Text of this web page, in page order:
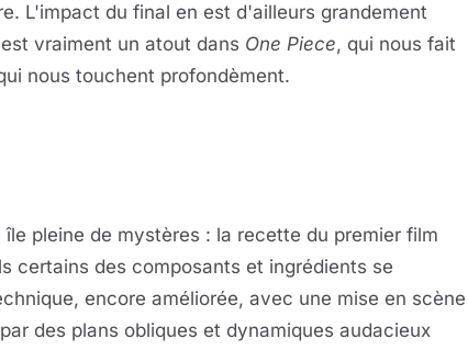
L'impact du final en est d'ailleurs grandement
vraiment un atout dans One Piece, qui nous fait
nous touchent profondèment.
pleine de mystères : la recette du premier film
certains des composants et ingrédients se
encore améliorée, avec une mise en scène
des plans obliques et dynamiques audacieux